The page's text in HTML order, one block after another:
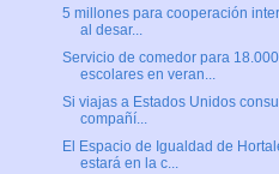
5 millones para cooperación
al desar...
Servicio de comedor para 18.000
escolares en veran...
Si viajas a Estados Unidos
compañí...
El Espacio de Igualdad de
estará en la c...